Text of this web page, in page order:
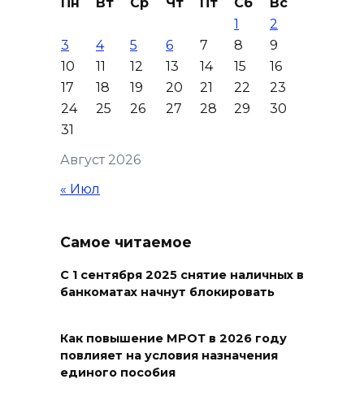
Юрий Слюсарь поздравил
донских строителей с
профессиональным
праздником и вручил
кирпичей
06 августа 2026 18:29
Август 2026
1
2
3
4 5 6 7 8
9
10
11 12 13 14 15
16
17
18 19 20 21 22
23
24
25 26 27 28 29
30
31
« Июл
Самое читаемое
С 1 сентября 2025 снятие наличных в
банкоматах начнут блокировать
Как повышение МРОТ в 2026 году
повлияет на условия назначения
единого пособия